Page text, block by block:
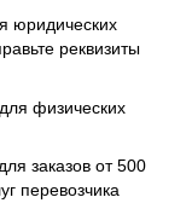
юридических
реквизиты
физических
заказов от 500
перевозчика